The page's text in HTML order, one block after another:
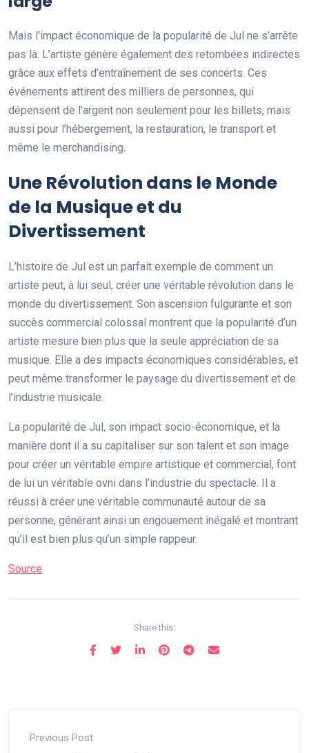
Mais l’impact économique de la popularité de Jul ne s’arrête
pas là. L’artiste génère également des retombées indirectes
grâce aux effets d’entraînement de ses concerts. Ces
événements attirent des milliers de personnes, qui
dépensent de l’argent non seulement pour les billets, mais
aussi pour l’hébergement, la restauration, le transport et
même le merchandising.
Une Révolution dans le Monde
de la Musique et du
Divertissement
L’histoire de Jul est un parfait exemple de comment un
artiste peut, à lui seul, créer une véritable révolution dans le
monde du divertissement. Son ascension fulgurante et son
succès commercial colossal montrent que la popularité d’un
artiste mesure bien plus que la seule appréciation de sa
musique. Elle a des impacts économiques considérables, et
peut même transformer le paysage du divertissement et de
l’industrie musicale.
La popularité de Jul, son impact socio-économique, et la
manière dont il a su capitaliser sur son talent et son image
pour créer un véritable empire artistique et commercial, font
de lui un véritable ovni dans l’industrie du spectacle. Il a
réussi à créer une véritable communauté autour de sa
personne, générant ainsi un engouement inégalé et montrant
qu’il est bien plus qu’un simple rappeur.
Source
Share this:
Previous Post